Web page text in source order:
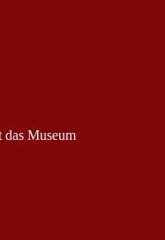
das Museum